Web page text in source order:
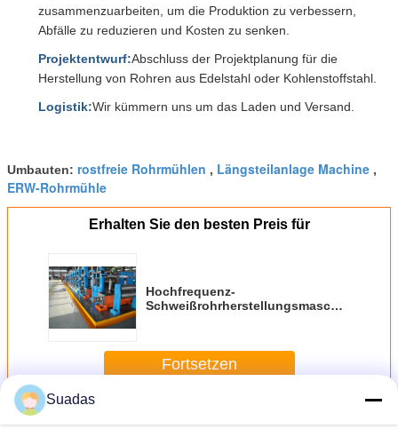
zusammenzuarbeiten, um die Produktion zu verbessern,
Abfälle zu reduzieren und Kosten zu senken.
Projektentwurf:Abschluss der Projektplanung für die
Herstellung von Rohren aus Edelstahl oder Kohlenstoffstahl.
Logistik:Wir kümmern uns um das Laden und Versand.
Umbauten: rostfreie Rohrmühlen , Längsteilanlage Machine ,
ERW-Rohrmühle
Erhalten Sie den besten Preis für
Hochfrequenz-
Schweißrohrherstellungsmaschine
Fortsetzen
Mehr
Suadas